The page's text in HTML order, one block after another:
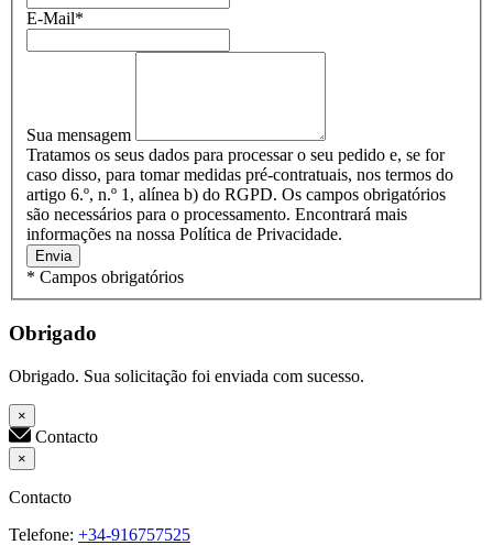
E-Mail*
Sua mensagem
Tratamos os seus dados para processar o seu pedido e, se for
caso disso, para tomar medidas pré-contratuais, nos termos do
artigo 6.º, n.º 1, alínea b) do RGPD. Os campos obrigatórios
são necessários para o processamento. Encontrará mais
informações na nossa Política de Privacidade.
Envia
* Campos obrigatórios
Obrigado
Obrigado. Sua solicitação foi enviada com sucesso.
×
Contacto
×
Contacto
Telefone: +34-916757525